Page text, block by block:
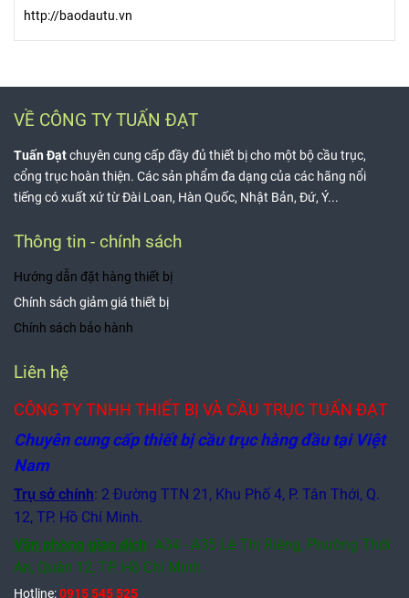
http://baodautu.vn
VỀ CÔNG TY TUẤN ĐẠT
Tuấn Đạtchuyên cung cấp đầy đủ thiết bị cho một bộ cầu trục,
cổng trục hoàn thiện. Các sản phẩm đa dạng của các hãng nổi
tiếng có xuất xứ từ Đài Loan, Hàn Quốc, Nhật Bản, Đứ, Ý...
Thông tin - chính sách
Hướng dẫn đặt hàng thiết bị
Chính sách giảm giá thiết bị
Chính sách bảo hành
Liên hệ
CÔNG TY TNHH THIẾT BỊ VÀ CẦU TRỤC TUẤN ĐẠT
Chuyên cung cấp thiết bị cầu trục hàng đầu tại Việt
Nam
Trụ sở chính: 2 Đường TTN 21, Khu Phố 4, P. Tân Thới, Q.
12, TP. Hồ Chí Minh.
Văn phòng giao dịch: A34 - A35 Lê Thị Riêng, Phường Thới
An, Quận 12, TP. Hồ Chí Minh.
Hotline:0915 545 525